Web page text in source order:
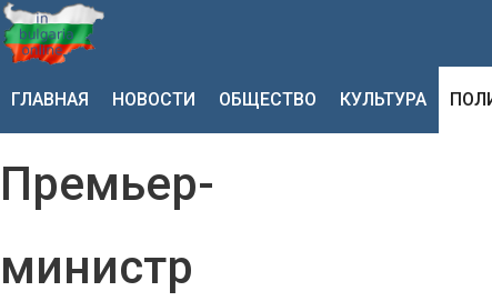
ГЛАВНАЯ НОВОСТИ ОБЩЕСТВО КУЛЬТУРА
Премьер-
министр